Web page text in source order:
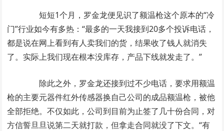
短短1个月，罗金龙便见识了额温枪这个原本的“冷
门”行业如今有多热：“最多的一天我接到20多个投诉电话，
都是说在网上看到有人卖我们的货，结果收了钱人就消失
了。实际上我们现在根本没库存，产品下线就发走了。”
除此之外，罗金龙还接到过不少电话，要求用额温
枪的主要元器件红外传感器换自己公司的成品额温枪，被他
全部拒绝。不仅如此，公司到目前为止签了几十份合同，对
方信誓旦旦说第二天就打款，但拿走合同就没了下文。“有